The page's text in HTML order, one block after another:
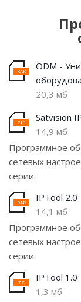
ODM -
20,3 мб
Satvision
14,9 мб
Программное
сетевых
серии.
IPTool 2.0
14,1 мб
Программное
сетевых
серии.
IPTool 1.0
1,3 мб